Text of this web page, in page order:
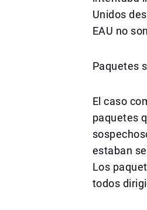
Unidos
EAU no
Paquetes
El caso
paquetes
estaban
Los
todos